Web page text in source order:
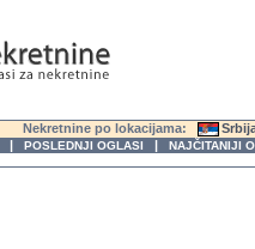
Nekretnine po lokacijama:
| POSLEDNJI OGLASI | NAJČITANIJI